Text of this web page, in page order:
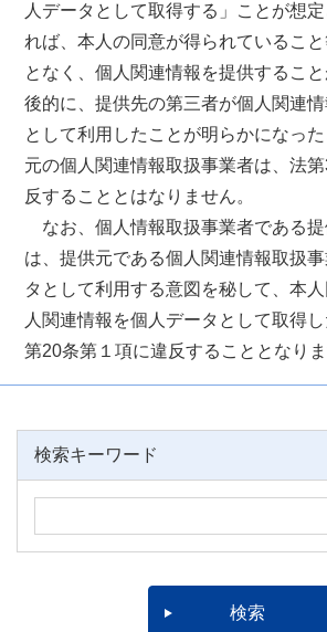
人データとして取得する」ことが想
れば、本人の同意が得られているこ
となく、個人関連情報を提供するこ
後的に、提供先の第三者が個人関連
として利用したことが明らかになっ
元の個人関連情報取扱事業者は、法
反することとはなりません。
なお、個人情報取扱事業者である
は、提供元である個人関連情報取扱
タとして利用する意図を秘して、本
人関連情報を個人データとして取得
第20条第１項に違反することとなりま
検索キーワード